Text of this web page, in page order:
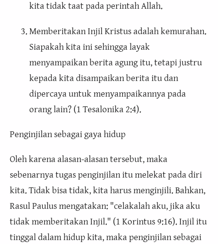
kita tidak taat pada perintah Allah.
Memberitakan Injil Kristus adalah kemurahan.
Siapakah kita ini sehingga layak
menyampaikan berita agung itu, tetapi justru
kepada kita disampaikan berita itu dan
dipercaya untuk menyampaikannya pada
orang lain? (1 Tesalonika 2:4).
Penginjilan sebagai gaya hidup
Oleh karena alasan-alasan tersebut, maka
sebenarnya tugas penginjilan itu melekat pada diri
kita. Tidak bisa tidak, kita harus menginjili. Bahkan,
Rasul Paulus mengatakan: "celakalah aku, jika aku
tidak memberitakan Injil." (1 Korintus 9:16). Injil itu
tinggal dalam hidup kita, maka penginjilan sebagai